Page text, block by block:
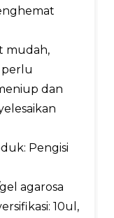
mudah,
perlu
dan
Pengisi
agarosa
10ul,